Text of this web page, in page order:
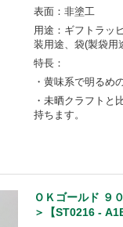
表面：非塗工
用途：ギフトラッ
装用途、袋(製袋用
特長：
・黄味系で明るめ
・未晒クラフトと
持ちます。
ＯＫゴールド ９
＞【ST0216 -